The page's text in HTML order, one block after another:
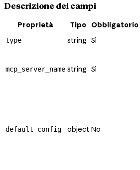
Descrizione dei campi
Proprietà Tipo Obbligatorio
type string Sì
mcp_server_name string Sì
default_config object No